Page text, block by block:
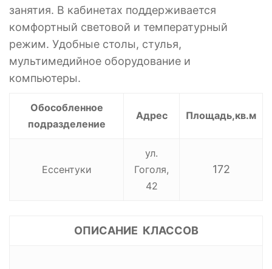
занятия. В кабинетах поддерживается
комфортный световой и температурный
режим. Удобные столы, стулья,
мультимедийное оборудование и
компьютеры.
Обособленное
подразделение
Адрес Площадь,кв.м
Ессентуки
ул.
Гоголя,
42
172
ОПИСАНИЕ КЛАССОВ